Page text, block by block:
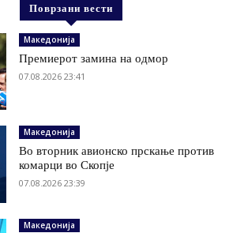
Поврзани вести
Македонија
Премиерот замина на одмор
07.08.2026 23:41
Македонија
Во вторник авионско прскање против
комарци во Скопје
07.08.2026 23:39
Македонија